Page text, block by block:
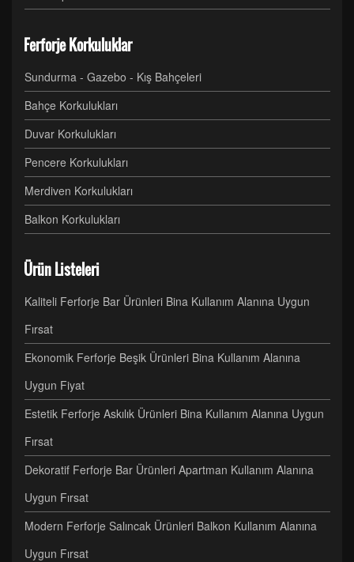
Ferforje Korkuluklar
Sundurma - Gazebo - Kış Bahçeleri
Bahçe Korkulukları
Duvar Korkulukları
Pencere Korkulukları
Merdiven Korkulukları
Balkon Korkulukları
Ürün Listeleri
Kaliteli Ferforje Bar Ürünleri Bina Kullanım Alanına Uygun
Fırsat
Ekonomik Ferforje Beşik Ürünleri Bina Kullanım Alanına
Uygun Fiyat
Estetik Ferforje Askılık Ürünleri Bina Kullanım Alanına Uygun
Fırsat
Dekoratif Ferforje Bar Ürünleri Apartman Kullanım Alanına
Uygun Fırsat
Modern Ferforje Salıncak Ürünleri Balkon Kullanım Alanına
Uygun Fırsat